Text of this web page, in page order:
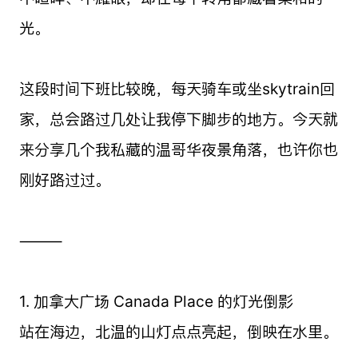
光。
这段时间下班比较晚，每天骑车或坐skytrain回
家，总会路过几处让我停下脚步的地方。今天就
来分享几个我私藏的温哥华夜景角落，也许你也
刚好路过过。
⸻
1. 加拿大广场 Canada Place 的灯光倒影
站在海边，北温的山灯点点亮起，倒映在水里。